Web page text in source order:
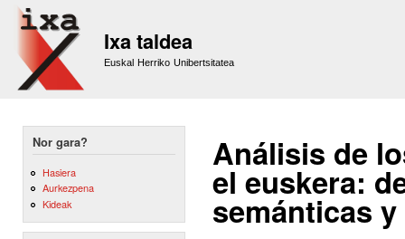
Ixa taldea
Euskal Herriko Unibertsitatea
Nor gara?
Hasiera
Aurkezpena
Kideak
Análisis de
el euskera:
semánticas